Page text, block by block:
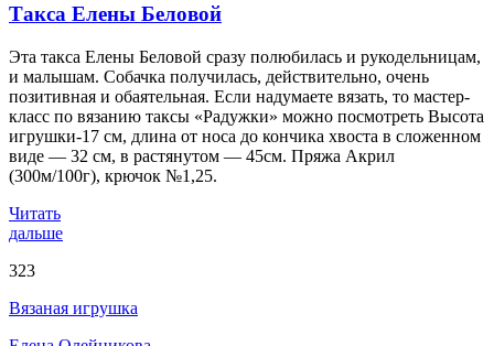
Такса Елены Беловой
Эта такса Елены Беловой сразу полюбилась и рукодельницам,
и малышам. Собачка получилась, действительно, очень
позитивная и обаятельная. Если надумаете вязать, то мастер-
класс по вязанию таксы «Радужки» можно посмотреть Высота
игрушки-17 см, длина от носа до кончика хвоста в сложенном
виде — 32 см, в растянутом — 45см. Пряжа Акрил
(300м/100г), крючок №1,25.
Читать
дальше
323
Вязаная игрушка